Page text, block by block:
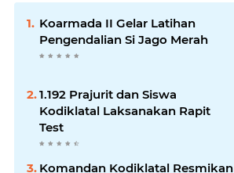
Koarmada II Gelar Latihan
Pengendalian Si Jago Merah
1.192 Prajurit dan Siswa
Kodiklatal Laksanakan Rapit
Test
Komandan Kodiklatal Resmikan